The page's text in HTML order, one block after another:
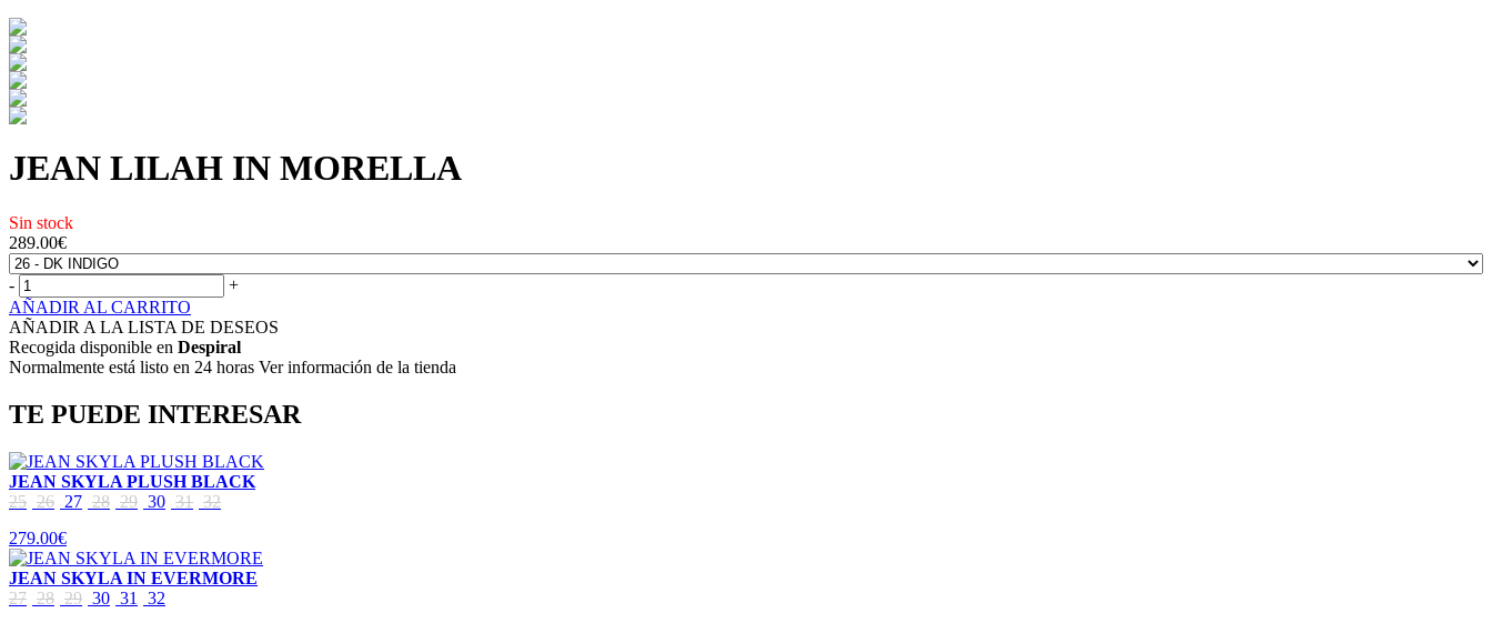
JEAN LILAH IN MORELLA
Sin stock
289.00€
-
+
AÑADIR AL CARRITO
AÑADIR A LA LISTA DE DESEOS
Recogida disponible en Despiral
Normalmente está listo en 24 horas Ver información de la tienda
TE PUEDE INTERESAR
JEAN SKYLA PLUSH BLACK
25 26 27 28 29 30 31 32
279.00€
JEAN SKYLA IN EVERMORE
27 28 29 30 31
32